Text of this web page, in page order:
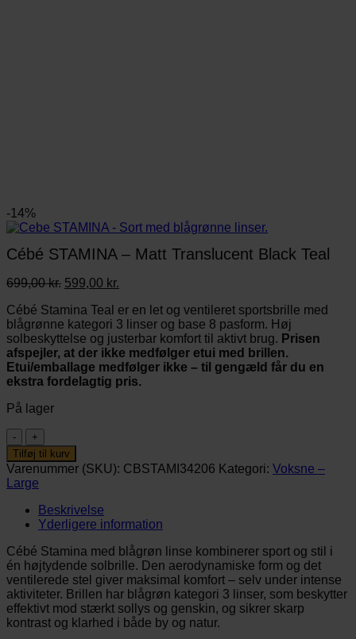
-14%
Cébé STAMINA – Matt Translucent Black Teal
699,00kr. Den
pris
var:
699,00 kr..
599,00 kr.
pris
er:
599,00 kr..
Cébé Stamina Teal er en let og ventileret sportsbrille med
blågrønne kategori 3 linser og base 8 pasform. Høj
solbeskyttelse og justerbar komfort til aktivt brug. Prisen
afspejler, at der ikke medfølger etui med brillen.
Etui/emballage medfølger ikke – til gengæld får du en
ekstra fordelagtig pris.
På lager
Cébé
STAMINA
-
Matt
Translucent
Black
Teal
antal
Tilføj til kurv
Varenummer (SKU): CBSTAMI34206 Kategori: Voksne –
Large
Beskrivelse
Yderligere information
Cébé Stamina med blågrøn linse kombinerer sport og stil i
én højtydende solbrille. Den aerodynamiske form og det
ventilerede stel giver maksimal komfort – selv under intense
aktiviteter. Brillen har blågrøn kategori 3 linser, som beskytter
effektivt mod stærkt sollys og genskin, og sikrer skarp
kontrast og klarhed i både by og natur.